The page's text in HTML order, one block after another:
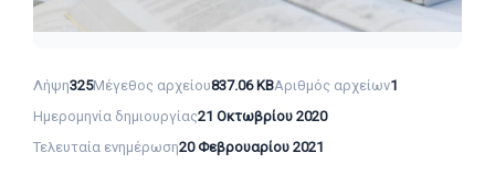
Λήψη325Μέγεθος αρχείου837.06 KBΑριθμός αρχείων1
Ημερομηνία δημιουργίας21 Οκτωβρίου 2020
Τελευταία ενημέρωση20 Φεβρουαρίου 2021